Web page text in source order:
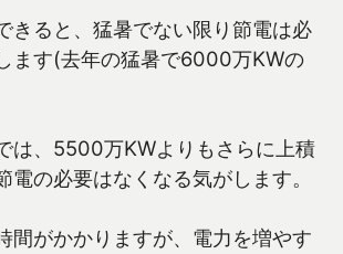
きると、猛暑でない限り節電は必
ます(去年の猛暑で6000万KWの
は、5500万KWよりもさらに上積
電の必要はなくなる気がします。
間がかかりますが、電力を増やす